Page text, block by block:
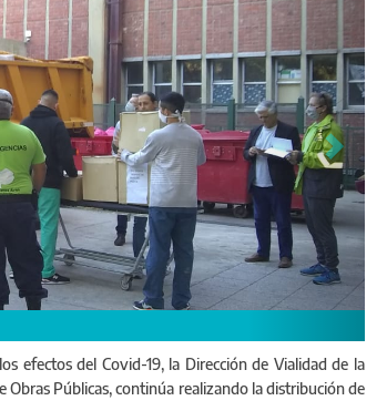
efectos del Covid-19, la Dirección de Vialidad de la
Obras Públicas, continúa realizando la distribución de